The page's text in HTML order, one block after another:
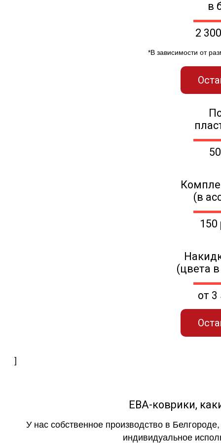
в
2
*В зависимости от
(в
(цвета
от 3
]
ЕВА-коврики,
У нас собственное производство в
индивидуальное